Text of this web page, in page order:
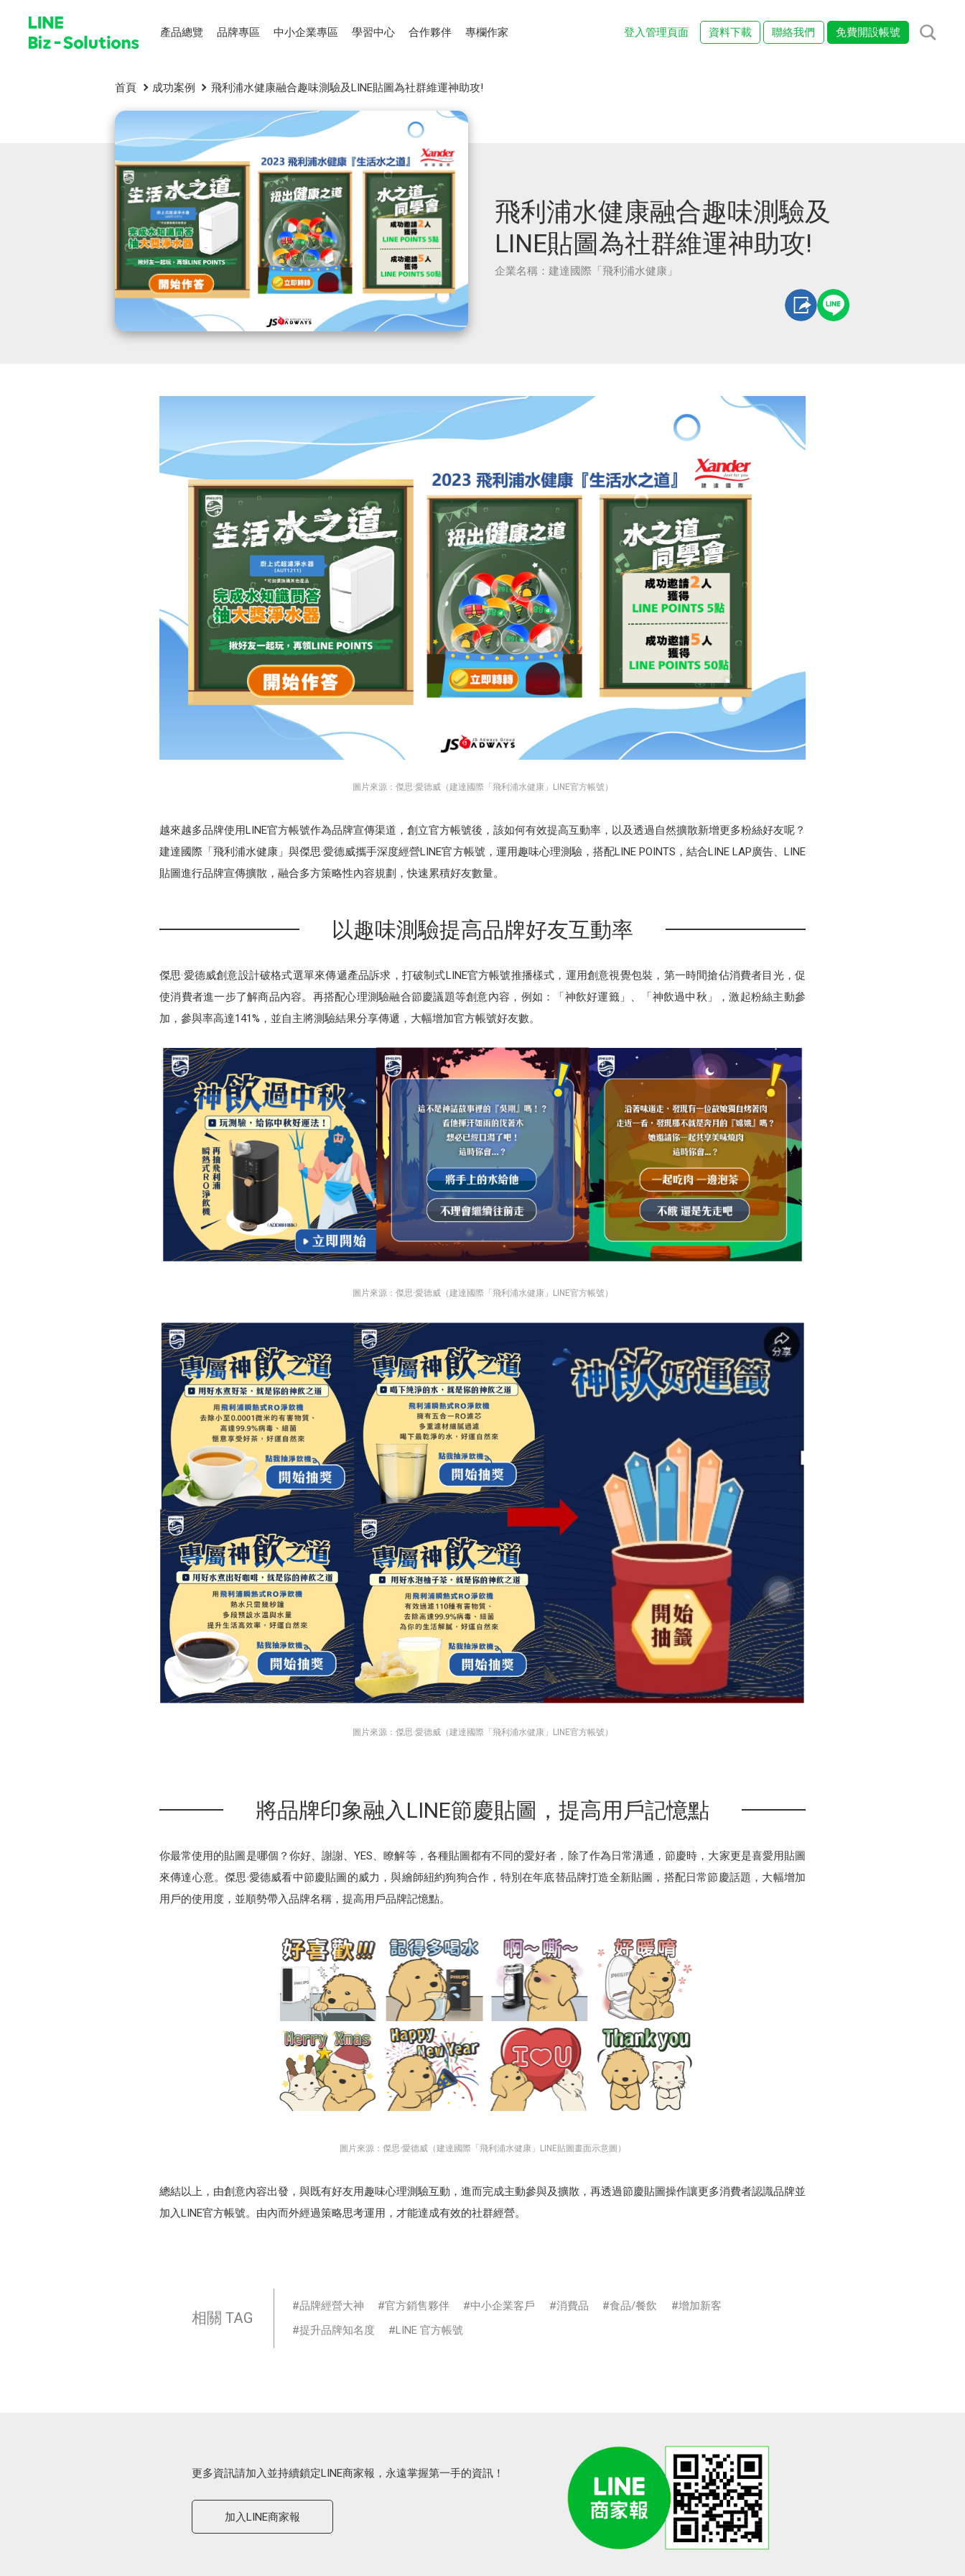
產品總覽 品牌專區 中小企業專區 學習中心 合作夥伴 專欄作家 登入管理頁面 資料下載 聯絡我們 免費開設帳號
首頁 成功案例 飛利浦水健康融合趣味測驗及LINE貼圖為社群維運神助攻!
飛利浦水健康融合趣味測驗及
LINE貼圖為社群維運神助攻!
企業名稱：建達國際「飛利浦水健康」
圖片來源：傑思·愛德威（建達國際「飛利浦水健康」LINE官方帳號）
越來越多品牌使用LINE官方帳號作為品牌宣傳渠道，創立官方帳號後，該如何有效提高互動率，以及透過自然擴散新增更多粉絲好友呢？
建達國際「飛利浦水健康」與傑思·愛德威攜手深度經營LINE官方帳號，運用趣味心理測驗，搭配LINE POINTS，結合LINE LAP廣告、LINE
貼圖進行品牌宣傳擴散，融合多方策略性內容規劃，快速累積好友數量。
以趣味測驗提高品牌好友互動率
傑思·愛德威創意設計破格式選單來傳遞產品訴求，打破制式LINE官方帳號推播樣式，運用創意視覺包裝，第一時間搶佔消費者目光，促
使消費者進一步了解商品內容。再搭配心理測驗融合節慶議題等創意內容，例如：「神飲好運籤」、「神飲過中秋」，激起粉絲主動參
加，參與率高達141%，並自主將測驗結果分享傳遞，大幅增加官方帳號好友數。
圖片來源：傑思·愛德威（建達國際「飛利浦水健康」LINE官方帳號）
圖片來源：傑思·愛德威（建達國際「飛利浦水健康」LINE官方帳號）
將品牌印象融入LINE節慶貼圖，提高用戶記憶點
你最常使用的貼圖是哪個？你好、謝謝、YES、瞭解等，各種貼圖都有不同的愛好者，除了作為日常溝通，節慶時，大家更是喜愛用貼圖
來傳達心意。傑思·愛德威看中節慶貼圖的威力，與繪師紐約狗狗合作，特別在年底替品牌打造全新貼圖，搭配日常節慶話題，大幅增加
用戶的使用度，並順勢帶入品牌名稱，提高用戶品牌記憶點。
圖片來源：傑思·愛德威（建達國際「飛利浦水健康」LINE貼圖畫面示意圖）
總結以上，由創意內容出發，與既有好友用趣味心理測驗互動，進而完成主動參與及擴散，再透過節慶貼圖操作讓更多消費者認識品牌並
加入LINE官方帳號。由內而外經過策略思考運用，才能達成有效的社群經營。
相關 TAG
品牌經營大神 官方銷售夥伴 中小企業客戶 消費品 食品/餐飲
增加新客
提升品牌知名度
LINE 官方帳號
更多資訊請加入並持續鎖定LINE商家報，永遠掌握第一手的資訊！
加入LINE商家報